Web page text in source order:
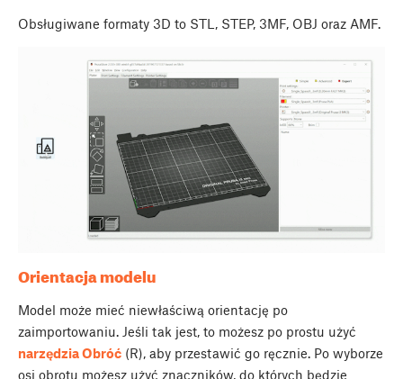
Obsługiwane formaty 3D to STL, STEP, 3MF, OBJ oraz AMF.
Orientacja modelu
Model może mieć niewłaściwą orientację po
zaimportowaniu. Jeśli tak jest, to możesz po prostu użyć
narzędzia Obróć (R), aby przestawić go ręcznie. Po wyborze
osi obrotu możesz użyć znaczników, do których będzie